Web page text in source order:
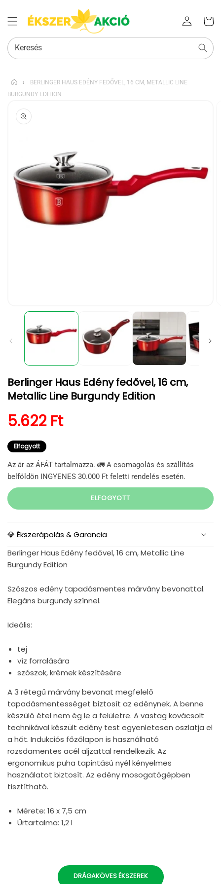
Bejelentkezés
kosara
Keresés
›
BERLINGER HAUS EDÉNY FEDŐVEL, 16 CM, METALLIC LINE
BURGUNDY EDITION
UGRÁS A
TERMÉKADATOKRA
médiafájl
megnyitása
modális
párbeszédpanelen
Berlinger Haus Edény fedővel, 16 cm,
Metallic Line Burgundy Edition
Normál ár
5.622 Ft
Elfogyott
Az ár az ÁFÁT tartalmazza. 🚛 A csomagolás és szállítás
belföldön INGYENES 30.000 Ft feletti rendelés esetén.
ELFOGYOTT
💎 Ékszerápolás & Garancia
Berlinger Haus Edény fedővel, 16 cm, Metallic Line
Burgundy Edition
Szószos edény tapadásmentes márvány bevonattal.
Elegáns burgundy színnel.
Ideális:
tej
víz forralására
szószok, krémek készítésére
A 3 rétegű márvány bevonat megfelelő
tapadásmentességet biztosít az edénynek. A benne
készülő étel nem ég le a felületre. A vastag kovácsolt
technikával készült edény test egyenletesen oszlatja el
a hőt. Indukciós főzőlapon is használható
rozsdamentes acél aljzattal rendelkezik. Az
ergonomikus puha tapintású nyél kényelmes
használatot biztosít. Az edény mosogatógépben
tisztítható.
Mérete: 16 x 7,5 cm
Űrtartalma: 1,2 l
DRÁGAKÖVES ÉKSZEREK